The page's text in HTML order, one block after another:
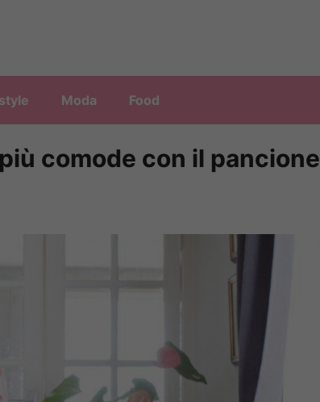
Moda Food
comode con il pancione